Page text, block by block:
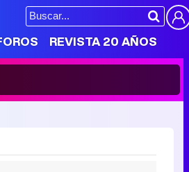
REVISTA 20 AÑOS